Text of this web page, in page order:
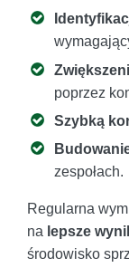
poprzez
Szybką
zespołach.
Regularna
na lepsze
środowisko